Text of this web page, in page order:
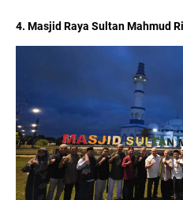
4. Masjid Raya Sultan Mahmud